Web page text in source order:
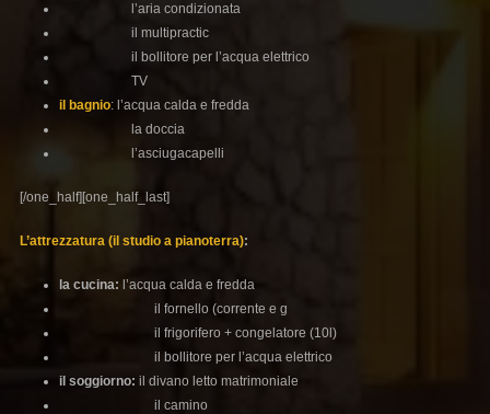
l’aria condizionata
il multipractic
il bollitore per l’acqua elettrico
TV
il bagnio: l’acqua calda e fredda
la doccia
l’asciugacapelli
[/one_half][one_half_last]
L’attrezzatura (il studio a pianoterra):
la cucina: l’acqua calda e fredda
il fornello (corrente e g
il frigorifero + congelatore (10l)
il bollitore per l’acqua elettrico
il soggiorno: il divano letto matrimoniale
il camino